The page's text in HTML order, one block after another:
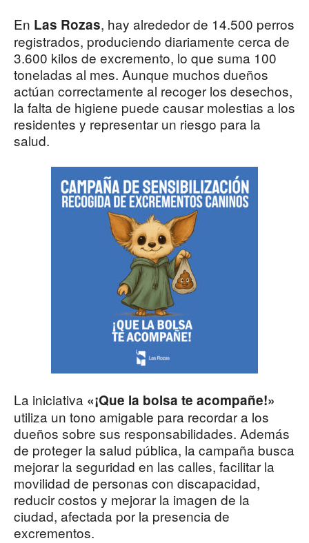
En Las Rozas, hay alrededor de 14.500 perros
registrados, produciendo diariamente cerca de
3.600 kilos de excremento, lo que suma 100
toneladas al mes. Aunque muchos dueños
actúan correctamente al recoger los desechos,
la falta de higiene puede causar molestias a los
residentes y representar un riesgo para la
salud.
La iniciativa «¡Que la bolsa te acompañe!»
utiliza un tono amigable para recordar a los
dueños sobre sus responsabilidades. Además
de proteger la salud pública, la campaña busca
mejorar la seguridad en las calles, facilitar la
movilidad de personas con discapacidad,
reducir costos y mejorar la imagen de la
ciudad, afectada por la presencia de
excrementos.